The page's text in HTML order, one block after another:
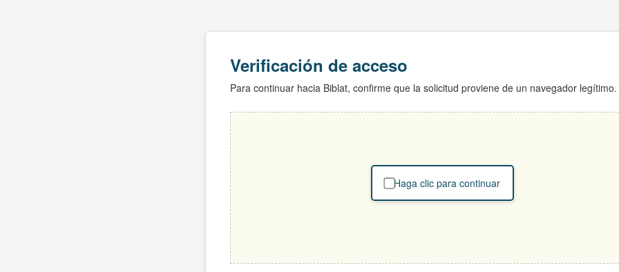
Verificación de acceso
Para continuar hacia Biblat, confirme que la solicitud proviene de un navegador legítimo.
Haga clic para continuar